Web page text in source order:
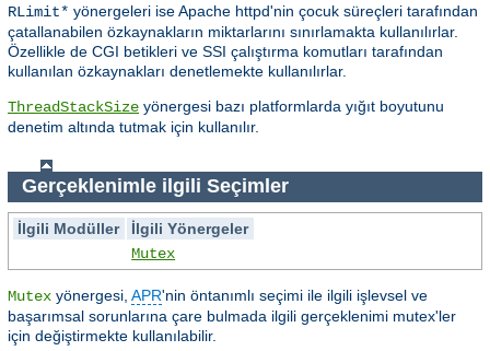
RLimit* yönergeleri ise Apache httpd'nin çocuk süreçleri tarafından
çatallanabilen özkaynakların miktarlarını sınırlamakta kullanılırlar.
Özellikle de CGI betikleri ve SSI çalıştırma komutları tarafından
kullanılan özkaynakları denetlemekte kullanılırlar.
ThreadStackSize yönergesi bazı platformlarda yığıt boyutunu
denetim altında tutmak için kullanılır.
Gerçeklenimle ilgili Seçimler
İlgili Modüller
İlgili Yönergeler
Mutex
Mutex yönergesi, APR'nin öntanımlı seçimi ile ilgili işlevsel ve
başarımsal sorunlarına çare bulmada ilgili gerçeklenimi mutex'ler
için değiştirmekte kullanılabilir.